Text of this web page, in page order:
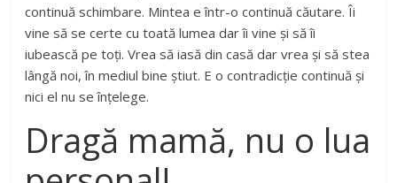
continuă schimbare. Mintea e într-o continuă căutare. Îi
vine să se certe cu toată lumea dar îi vine și să îi
iubească pe toți. Vrea să iasă din casă dar vrea și să stea
lângă noi, în mediul bine știut. E o contradicție continuă și
nici el nu se înțelege.
Dragă mamă, nu o lua